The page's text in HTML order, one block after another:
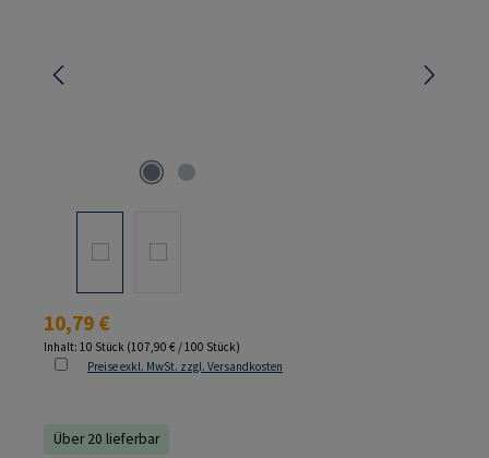
Regulärer Preis:
10,79 €
Inhalt: 10 Stück (107,90 € / 100 Stück)
Preise exkl. MwSt. zzgl. Versandkosten
Über 20 lieferbar